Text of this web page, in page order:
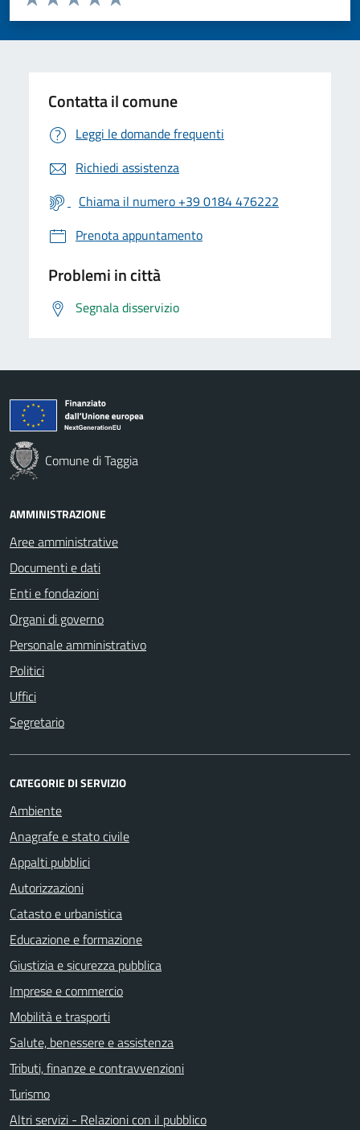
Valuta 5 stelle su 5
Valuta 4 stelle su 5
Valuta 3 stelle su 5
Valuta 2 stelle su 5
Valuta 1 stelle su 5
Contatta il comune
Leggi le domande frequenti
Richiedi assistenza
Chiama il numero +39 0184 476222
Prenota appuntamento
Problemi in città
Segnala disservizio
Comune di Taggia
AMMINISTRAZIONE
Aree amministrative
Documenti e dati
Enti e fondazioni
Organi di governo
Personale amministrativo
Politici
Uffici
Segretario
CATEGORIE DI SERVIZIO
Ambiente
Anagrafe e stato civile
Appalti pubblici
Autorizzazioni
Catasto e urbanistica
Educazione e formazione
Giustizia e sicurezza pubblica
Imprese e commercio
Mobilità e trasporti
Salute, benessere e assistenza
Tributi, finanze e contravvenzioni
Turismo
Altri servizi - Relazioni con il pubblico